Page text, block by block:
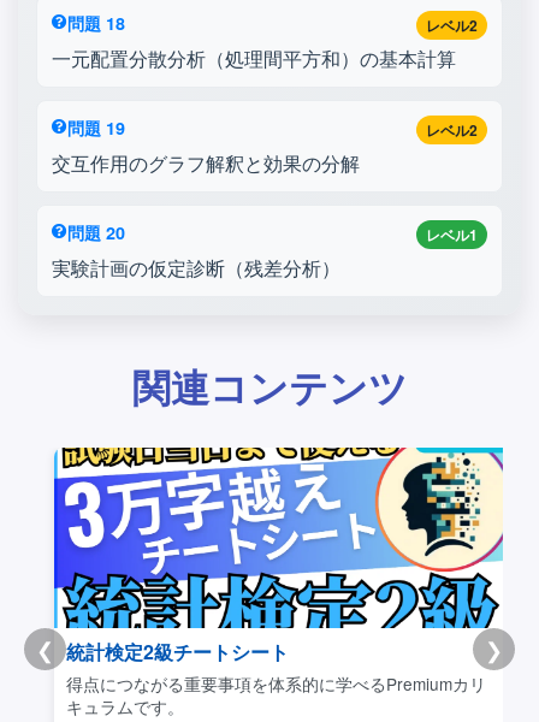
レベル2
問題 18
一元配置分散分析（処理間平方和）の基本計算
レベル2
問題 19
交互作用のグラフ解釈と効果の分解
レベル1
問題 20
実験計画の仮定診断（残差分析）
関連コンテンツ
❮ ❯
カリ
Youtube|聞き流しデータサイエンス
隙間時間に概念をサクッと理解できるコンテンツで